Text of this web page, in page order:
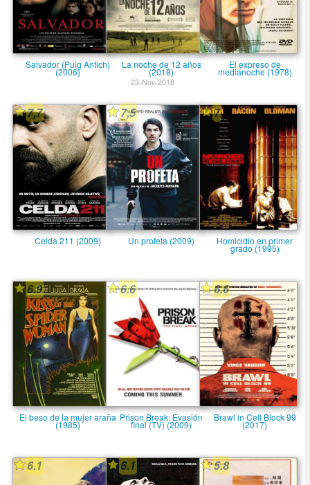
Salvador (Puig Antich)
(2006)
La noche de 12 años
(2018)
23-Nov-2018
El expreso de
medianoche (1978)
7,7
Celda 211 (2009)
7,5
Un profeta (2009)
7
Homicidio en primer
grado (1995)
6.9
El beso de la mujer araña
(1985)
6.6
Prison Break: Evasión
final (TV) (2009)
6.6
Brawl in Cell Block 99
(2017)
6.1 6.1 5.8